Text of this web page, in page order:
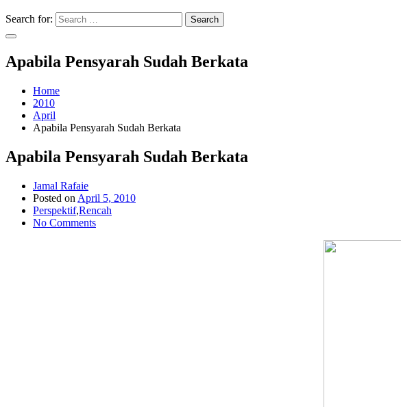
Search for: Search
Apabila Pensyarah Sudah Berkata
Home
2010
April
Apabila Pensyarah Sudah Berkata
Apabila Pensyarah Sudah Berkata
Jamal Rafaie
Posted on April 5, 2010
Perspektif,Rencah
No Comments